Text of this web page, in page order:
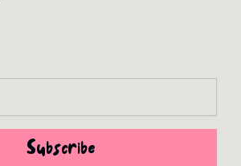
Subscribe